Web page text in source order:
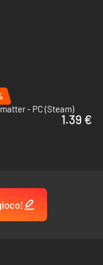
per scopi di
- PC (Steam)
1.39 €